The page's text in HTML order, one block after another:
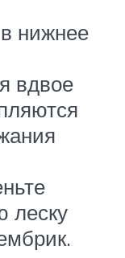
нижнее
вдвое
леску